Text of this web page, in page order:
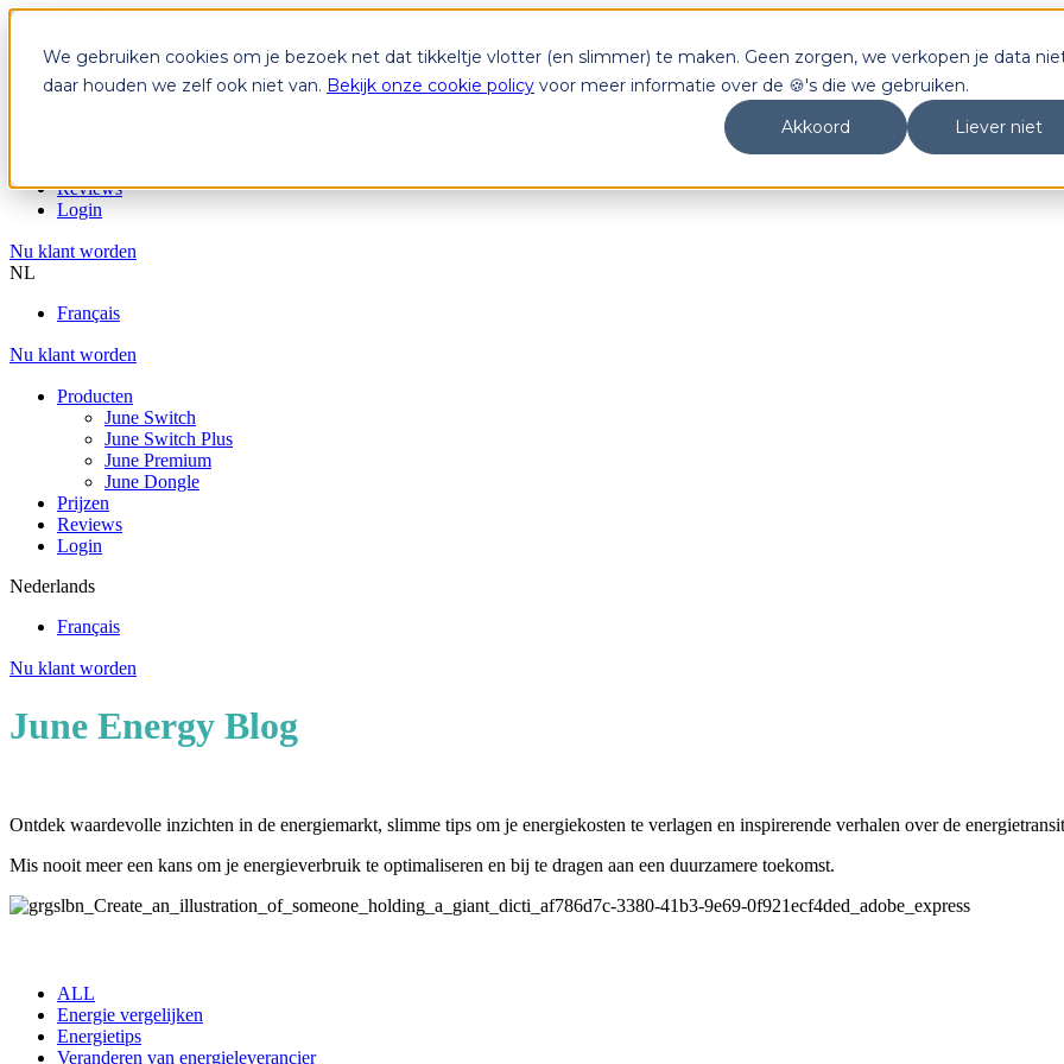
We gebruiken cookies om je bezoek net dat tikkeltje vlotter (en slimmer) te maken. Geen zorgen, we verkopen je data
daar houden we zelf ook niet van. Bekijk onze cookie policy voor meer informatie over de 🍪's die we gebruiken.
Akkoord
Liever niet
Producten
June Switch
Reviews
Login
Nu klant worden
NL
Français
Nu klant worden
Producten
June Switch
June Switch Plus
June Premium
June Dongle
Prijzen
Reviews
Login
Nederlands
Français
Nu klant worden
June Energy Blog
Ontdek waardevolle inzichten in de energiemarkt, slimme tips om je energiekosten te verlagen en inspirerende verhalen over de
Mis nooit meer een kans om je energieverbruik te optimaliseren en bij te dragen aan een duurzamere toekomst.
ALL
Energie vergelijken
Energietips
Veranderen van energieleverancier